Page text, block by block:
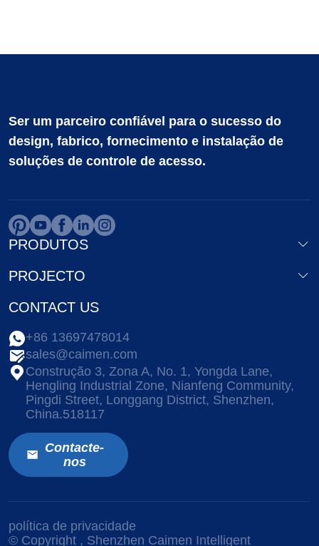
Ser um parceiro confiável para o sucesso do
design, fabrico, fornecimento e instalação de
soluções de controle de acesso.
PRODUTOS
PROJECTO
CONTACT US
+86 13697478014
sales@caimen.com
Construção 3, Zona A, No. 1, Yongda Lane,
Hengling Industrial Zone, Nianfeng Community,
Pingdi Street, Longgang District, Shenzhen,
China.518117
Contacte-
nos
© Copyright , Shenzhen Caimen Intelligent
política de privacidade